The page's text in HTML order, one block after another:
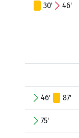
30' 46'
46' 87'
75'